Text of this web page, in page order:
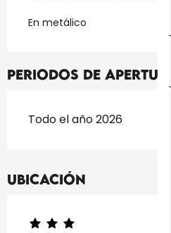
En metálico
Periodos de apertura
Todo el año 2026
Ubicación